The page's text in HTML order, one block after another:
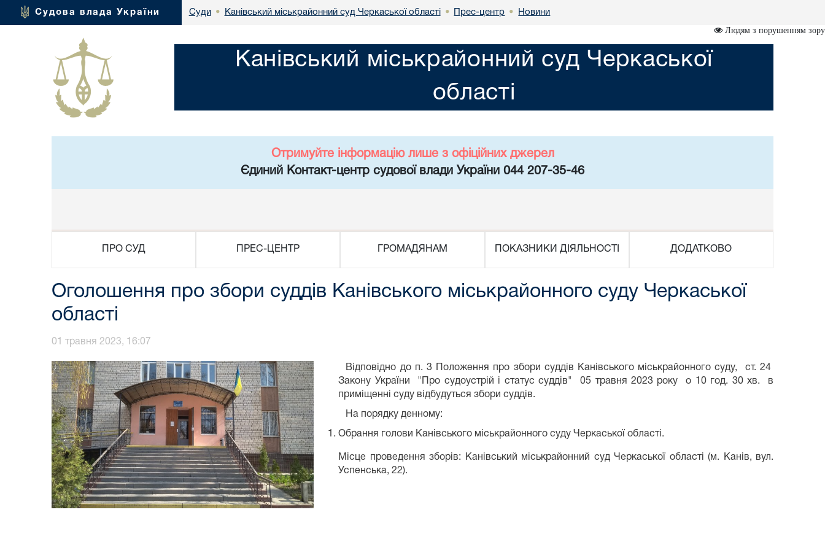
Судова влада України Суди • Канівський міськрайонний суд Черкаської області • Прес-центр • Новини
Людям з порушенням зору
Канівський міськрайонний суд Черкаської
області
Отримуйте інформацію лише з офіційних джерел
Єдиний Контакт-центр судової влади України 044 207-35-46
ПРО СУД ПРЕС-ЦЕНТР ГРОМАДЯНАМ ПОКАЗНИКИ ДІЯЛЬНОСТІ ДОДАТКОВО
Оголошення про збори суддів Канівського міськрайонного суду Черкаської
області
01 травня 2023, 16:07
Відповідно до п. 3 Положення про збори суддів Канівського міськрайонного суду, ст. 24
Закону України "Про судоустрій і статус суддів" 05 травня 2023 року о 10 год. 30 хв. в
приміщенні суду відбудуться збори суддів.
На порядку денному:
Обрання голови Канівського міськрайонного суду Черкаської області.
Місце проведення зборів: Канівський міськрайонний суд Черкаської області (м. Канів, вул.
Успенська, 22).